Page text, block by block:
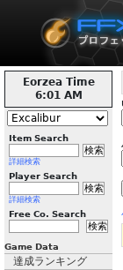
Eorzea Time
6:01 AM
Item Search
詳細検索
Player Search
詳細検索
Free Co. Search
Game Data
達成ランキング